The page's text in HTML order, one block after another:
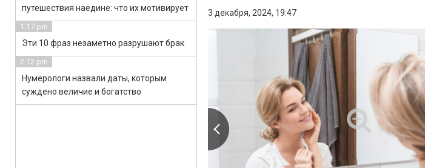
3 декабря, 2024, 19:47
путешествия наедине: что их мотивирует
1:17 pm
Эти 10 фраз незаметно разрушают брак
2:12 pm
Нумерологи назвали даты, которым
суждено величие и богатство